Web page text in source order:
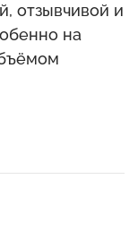
отзывчивой и
на